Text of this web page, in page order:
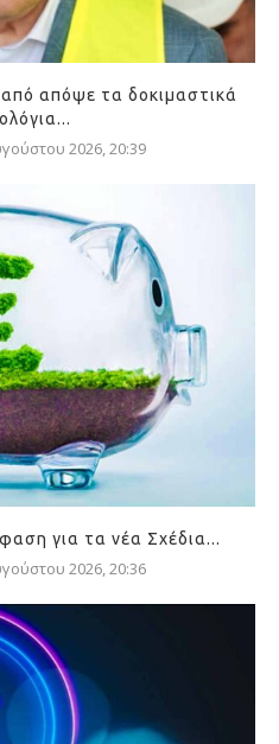
από απόψε τα δοκιμαστικά
2026, 20:39
για τα νέα Σχέδια...
2026, 20:36